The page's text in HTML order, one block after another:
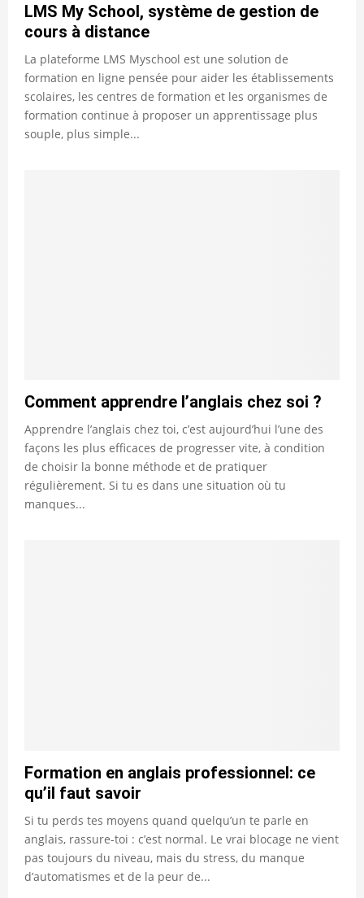
LMS My School, système de gestion de
cours à distance
La plateforme LMS Myschool est une solution de
formation en ligne pensée pour aider les établissements
scolaires, les centres de formation et les organismes de
formation continue à proposer un apprentissage plus
souple, plus simple...
Comment apprendre l’anglais chez soi ?
Apprendre l’anglais chez toi, c’est aujourd’hui l’une des
façons les plus efficaces de progresser vite, à condition
de choisir la bonne méthode et de pratiquer
régulièrement. Si tu es dans une situation où tu
manques...
Formation en anglais professionnel: ce
qu’il faut savoir
Si tu perds tes moyens quand quelqu’un te parle en
anglais, rassure-toi : c’est normal. Le vrai blocage ne vient
pas toujours du niveau, mais du stress, du manque
d’automatismes et de la peur de...